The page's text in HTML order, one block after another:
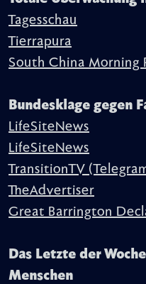
Tagesschau
Tierrapura
South China Morning
Bundesklage gegen
LifeSiteNews
LifeSiteNews
TransitionTV
TheAdvertiser
Great Barrington
Das Letzte der
Menschen